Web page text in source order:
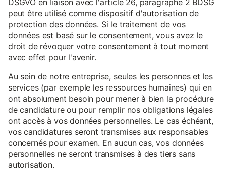
peut être utilisé comme dispositif d'autorisation de
protection des données. Si le traitement de vos
données est basé sur le consentement, vous avez le
droit de révoquer votre consentement à tout moment
avec effet pour l'avenir.
Au sein de notre entreprise, seules les personnes et les
services (par exemple les ressources humaines) qui en
ont absolument besoin pour mener à bien la procédure
de candidature ou pour remplir nos obligations légales
ont accès à vos données personnelles. Le cas échéant,
vos candidatures seront transmises aux responsables
concernés pour examen. En aucun cas, vos données
personnelles ne seront transmises à des tiers sans
autorisation.